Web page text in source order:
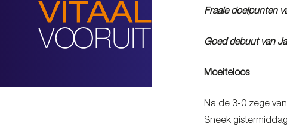
Fraaie doelpunten
Goed debuut van
Moeiteloos
Na de 3-0 zege
Sneek